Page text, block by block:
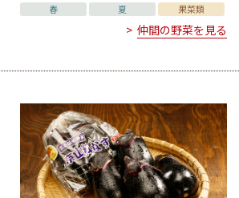
春 夏 果菜類
仲間の野菜を見る